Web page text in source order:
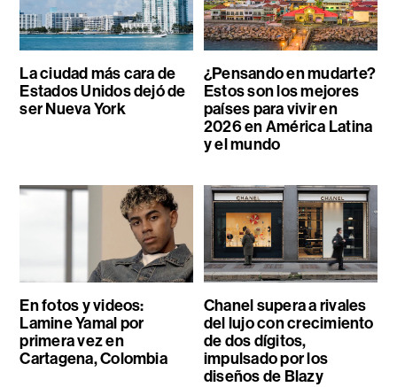
La ciudad más cara de
Estados Unidos dejó de
ser Nueva York
¿Pensando en mudarte?
Estos son los mejores
países para vivir en
2026 en América Latina
y el mundo
En fotos y videos:
Lamine Yamal por
primera vez en
Cartagena, Colombia
Chanel supera a rivales
del lujo con crecimiento
de dos dígitos,
impulsado por los
diseños de Blazy